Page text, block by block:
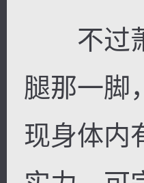
不过萧
腿那一脚
现身体内